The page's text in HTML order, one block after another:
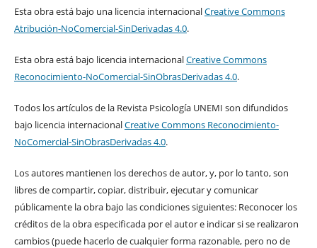
Esta obra está bajo una licencia internacionalCreative Commons
Atribución-NoComercial-SinDerivadas 4.0.
Esta obra está bajo licencia internacionalCreative Commons
Reconocimiento-NoComercial-SinObrasDerivadas 4.0.
Todos los artículos de la Revista Psicología UNEMI son difundidos
bajo licencia internacionalCreative Commons Reconocimiento-
NoComercial-SinObrasDerivadas 4.0.
Los autores mantienen los derechos de autor, y, por lo tanto, son
libres de compartir, copiar, distribuir, ejecutar y comunicar
públicamente la obra bajo las condiciones siguientes: Reconocer los
créditos de la obra especificada por el autor e indicar si se realizaron
cambios (puede hacerlo de cualquier forma razonable, pero no de